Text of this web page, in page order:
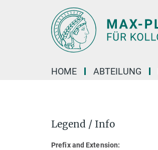
HOME ABTEILUNG
Legend / Info
Prefix and Extension: